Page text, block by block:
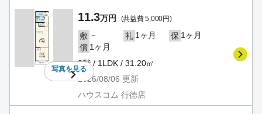
写真を見る
11.3万円 (共益費 5,000円)
敷 － 礼 1ヶ月 保 1ヶ月
償 1ヶ月
2階 / 1LDK / 31.20㎡
2026/08/06 更新
ハウスコム 行徳店